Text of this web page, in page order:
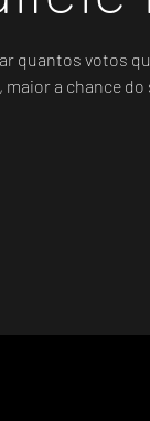
quantos votos
maior a chance